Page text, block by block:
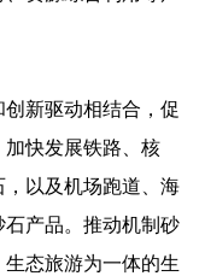
创新驱动相结合，促
快发展铁路、核
以及机场跑道、海
产品。推动机制砂
态旅游为一体的生